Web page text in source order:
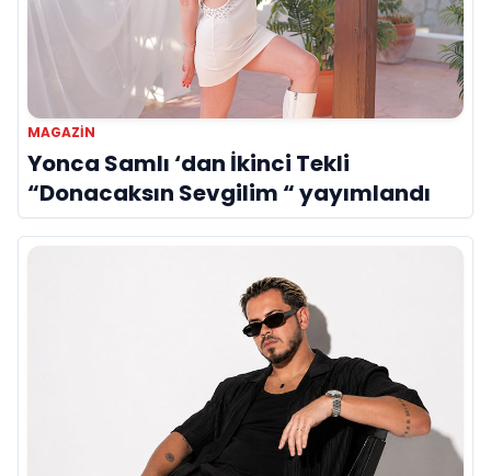
MAGAZIN
Yonca Samlı ‘dan İkinci Tekli
“Donacaksın Sevgilim “ yayımlandı